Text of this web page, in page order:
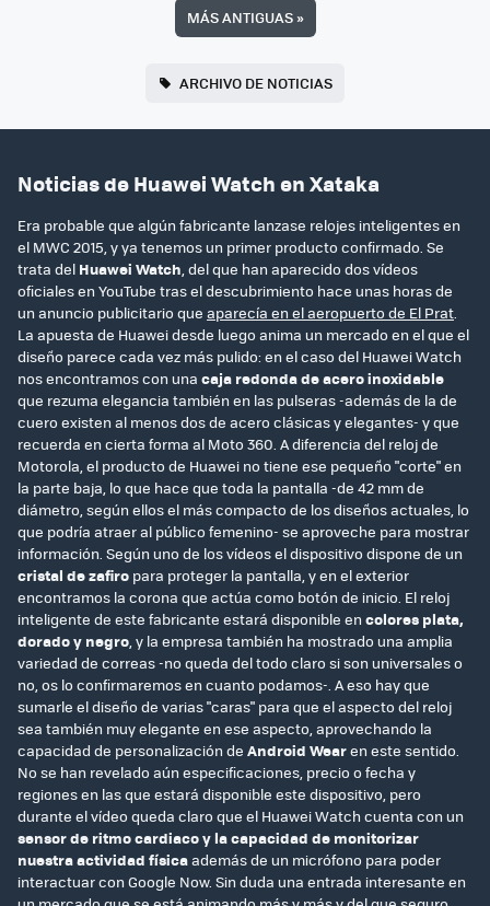
MÁS ANTIGUAS»
ARCHIVO DE NOTICIAS
Noticias de Huawei Watch en Xataka
Era probable que algún fabricante lanzase relojes inteligentes en
el MWC 2015, y ya tenemos un primer producto confirmado. Se
trata del Huawei Watch, del que han aparecido dos vídeos
oficiales en YouTube tras el descubrimiento hace unas horas de
un anuncio publicitario que aparecía en el aeropuerto de El Prat.
La apuesta de Huawei desde luego anima un mercado en el que el
diseño parece cada vez más pulido: en el caso del Huawei Watch
nos encontramos con una caja redonda de acero inoxidable
que rezuma elegancia también en las pulseras -además de la de
cuero existen al menos dos de acero clásicas y elegantes- y que
recuerda en cierta forma al Moto 360. A diferencia del reloj de
Motorola, el producto de Huawei no tiene ese pequeño "corte" en
la parte baja, lo que hace que toda la pantalla -de 42 mm de
diámetro, según ellos el más compacto de los diseños actuales, lo
que podría atraer al público femenino- se aproveche para mostrar
información. Según uno de los vídeos el dispositivo dispone de un
cristal de zafiro para proteger la pantalla, y en el exterior
encontramos la corona que actúa como botón de inicio. El reloj
inteligente de este fabricante estará disponible en colores plata,
dorado y negro, y la empresa también ha mostrado una amplia
variedad de correas -no queda del todo claro si son universales o
no, os lo confirmaremos en cuanto podamos-. A eso hay que
sumarle el diseño de varias "caras" para que el aspecto del reloj
sea también muy elegante en ese aspecto, aprovechando la
capacidad de personalización de Android Wearen este sentido.
No se han revelado aún especificaciones, precio o fecha y
regiones en las que estará disponible este dispositivo, pero
durante el vídeo queda claro que el Huawei Watch cuenta con un
sensor de ritmo cardiaco y la capacidad de monitorizar
nuestra actividad físicaademás de un micrófono para poder
interactuar con Google Now. Sin duda una entrada interesante en